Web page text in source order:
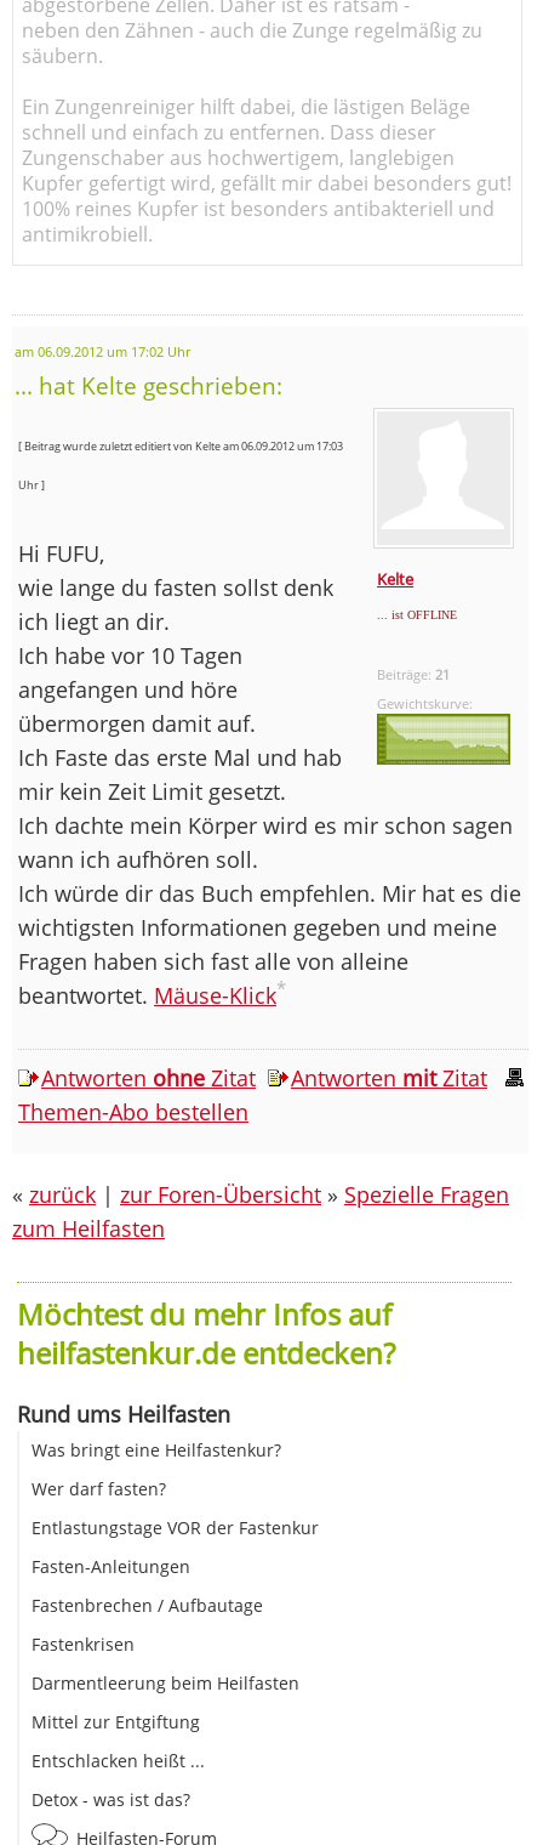
neben den Zähnen - auch die Zunge regelmäßig zu
säubern.
Ein Zungenreiniger hilft dabei, die lästigen Beläge
schnell und einfach zu entfernen. Dass dieser
Zungenschaber aus hochwertigem, langlebigen
Kupfer gefertigt wird, gefällt mir dabei besonders gut!
100% reines Kupfer ist besonders antibakteriell und
antimikrobiell.
am 06.09.2012 um 17:02 Uhr
... hat Kelte geschrieben:
Kelte
... ist OFFLINE
Beiträge: 21
Gewichtskurve:
[ Beitrag wurde zuletzt editiert von Kelte am 06.09.2012 um 17:03
Uhr ]
Hi FUFU,
wie lange du fasten sollst denk
ich liegt an dir.
Ich habe vor 10 Tagen
angefangen und höre
übermorgen damit auf.
Ich Faste das erste Mal und hab
mir kein Zeit Limit gesetzt.
Ich dachte mein Körper wird es mir schon sagen
wann ich aufhören soll.
Ich würde dir das Buch empfehlen. Mir hat es die
wichtigsten Informationen gegeben und meine
Fragen haben sich fast alle von alleine
beantwortet. Mäuse-Klick*
Antworten ohne Zitat Antworten mitZitat
Themen-Abo bestellen
« zurück | zur Foren-Übersicht » Spezielle Fragen
zum Heilfasten
Möchtest du mehr Infos auf
heilfastenkur.de entdecken?
Rund ums Heilfasten
Was bringt eine Heilfastenkur?
Wer darf fasten?
Entlastungstage VOR der Fastenkur
Fasten-Anleitungen
Fastenbrechen / Aufbautage
Fastenkrisen
Darmentleerung beim Heilfasten
Mittel zur Entgiftung
Entschlacken heißt ...
Detox - was ist das?
Heilfasten-Forum